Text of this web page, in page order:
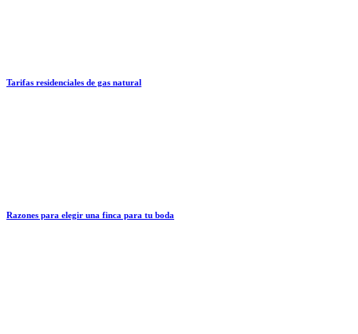
Tarifas residenciales de gas natural
Razones para elegir una finca para tu boda